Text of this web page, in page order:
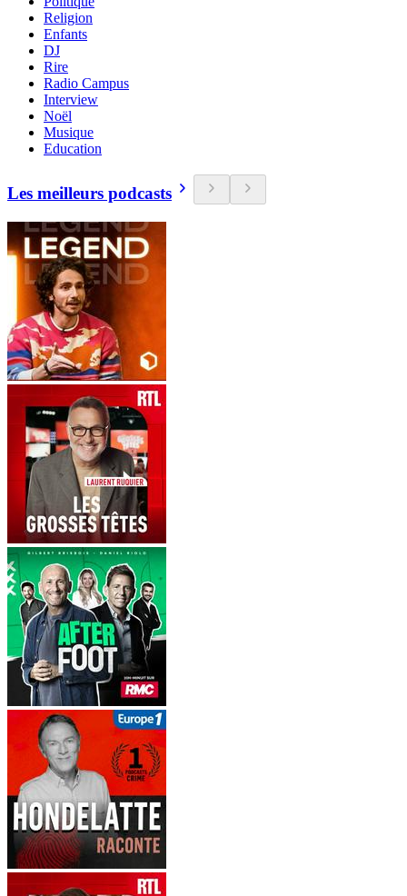
Religion
Enfants
DJ
Rire
Radio Campus
Interview
Noël
Musique
Education
Les meilleurs podcasts